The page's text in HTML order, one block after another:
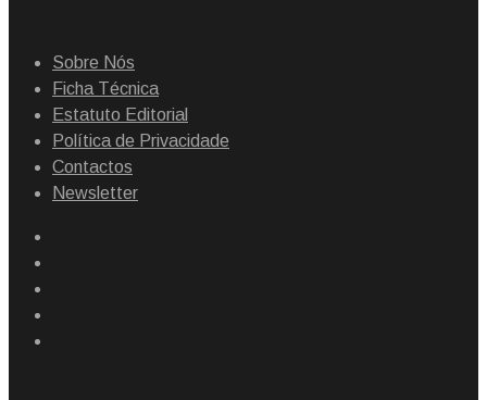
Sobre Nós
Ficha Técnica
Estatuto Editorial
Política de Privacidade
Contactos
Newsletter